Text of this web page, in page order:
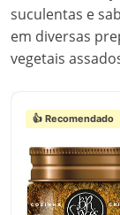
suculentas e
em diversas
vegetais
👍 Recomendado